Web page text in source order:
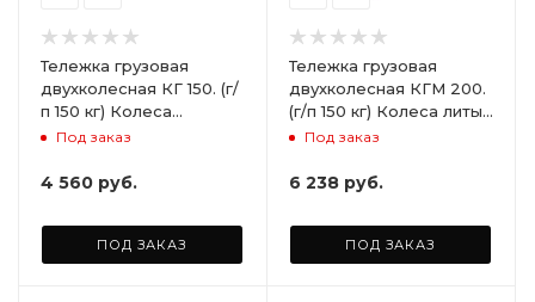
Тележка грузовая
двухколесная КГ 150. (г/
п 150 кг) Колеса
пневматические Ø200
Под заказ
4 560 руб.
ПОД ЗАКАЗ
Тележка грузовая
двухколесная КГМ 200.
(г/п 150 кг) Колеса литые
Ø200 мм (2 шт)
Под заказ
6 238 руб.
ПОД ЗАКАЗ